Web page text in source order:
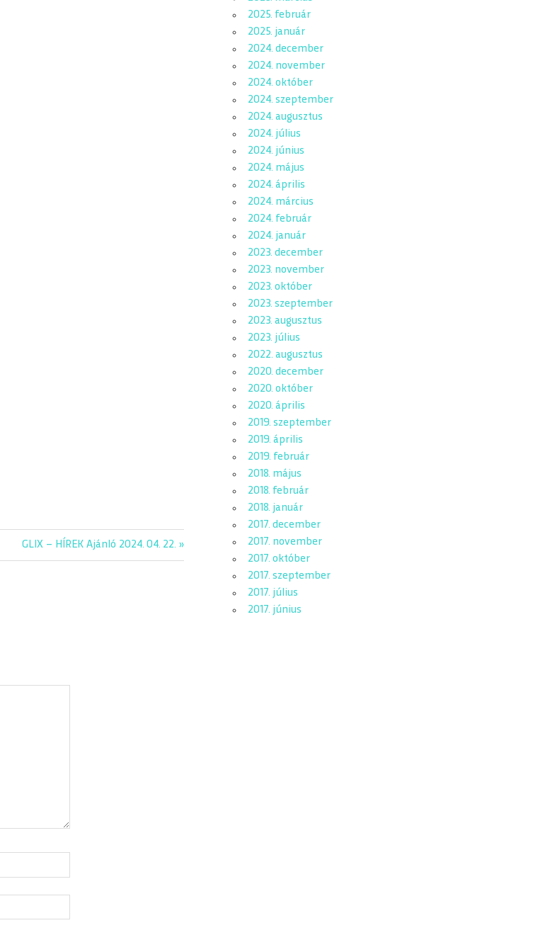
Next
Post:
GLIX – HÍREK Ajánló 2024. 04. 22.
2025. február
2025. január
2024. december
2024. november
2024. október
2024. szeptember
2024. augusztus
2024. július
2024. június
2024. május
2024. április
2024. március
2024. február
2024. január
2023. december
2023. november
2023. október
2023. szeptember
2023. augusztus
2023. július
2022. augusztus
2020. december
2020. október
2020. április
2019. szeptember
2019. április
2019. február
2018. május
2018. február
2018. január
2017. december
2017. november
2017. október
2017. szeptember
2017. július
2017. június